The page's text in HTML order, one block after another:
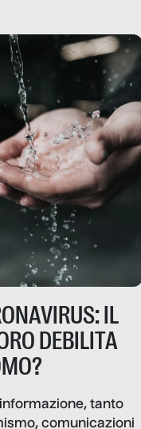
IL
DEBILITA
tanto
comunicazioni